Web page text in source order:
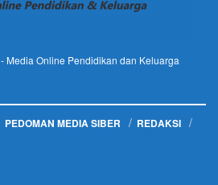
- Media Online Pendidikan dan Keluarga
PEDOMAN MEDIA SIBER
REDAKSI